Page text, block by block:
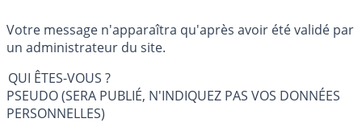
Votre message n'apparaîtra qu'après avoir été validé par
un administrateur du site.
QUI ÊTES-VOUS ?
PSEUDO (SERA PUBLIÉ, N'INDIQUEZ PAS VOS DONNÉES
PERSONNELLES)